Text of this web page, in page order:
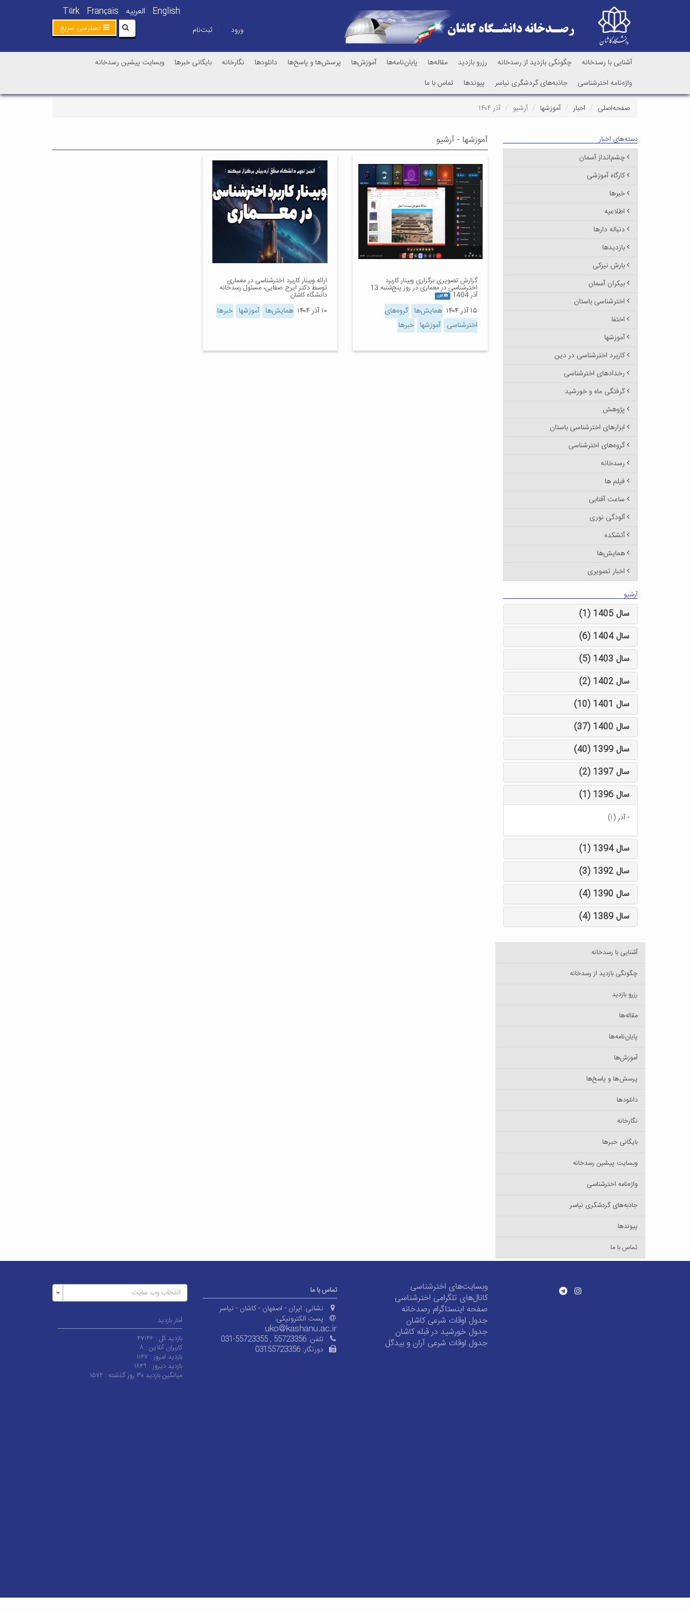
English العربیه Français
Türk
ورود | ثبت‌نام دسترسی سریع
آشنایی با رسدخانه چگونگی بازدید از رسدخانه رزرو بازدید مقاله‌ها پایان‌نامه‌ها آموزش‌ها پرسش‌ها و پاسخ‌ها دانلودها نگارخانه بایگانی خبرها
وبسایت پیشین رسدخانه
واژه‌نامه اخترشناسی
جاذبه‌های گردشگری نیاسر پیوندها تماس با ما
صفحه‌اصلی اخبار آموزشها آرشیو آذر ۱۴۰۴
آموزشها - آرشیو
گزارش تصویری برگزاری وبینار کاربرد
اخترشناسی در معماری در روز پنج‌شنبه 13
آذر 1404 گالری
۱۵ آذر ۱۴۰۴ همایش‌ها گروه‌های
اخترشناسی آموزشها خبرها
ارائه وبینار کاربرد اخترشناسی در معماری
توسط دکتر ایرج صفایی، مسئول رسدخانه
دانشگاه کاشان
۱۰ آذر ۱۴۰۴ همایش‌ها آموزشها خبرها
دسته‌های اخبار
چشم‌انداز آسمان
کارگاه آموزشی
خبرها
اطلاعیه
دنباله دارها
بازدیدها
بارش نیزکی
بیکران آسمان
اخترشناسی باستان
اختفا
آموزشها
کاربرد اخترشناسی در دین
رخدادهای اخترشناسی
گرفتگی ماه و خورشید
پژوهش
ابزارهای اخترشناسی باستان
گروه‌های اخترشناسی
رسدخانه
فیلم ها
ساعت آفتابی
آلودگی نوری
آتشکده
همایش‌ها
اخبار تصویری
آرشیو
سال 1405 (1)
سال 1404 (6)
سال 1403 (5)
سال 1402 (2)
سال 1401 (10)
سال 1400 (37)
سال 1399 (40)
سال 1397 (2)
سال 1396 (1)
-آذر (۱)
سال 1394 (1)
سال 1392 (3)
سال 1390 (4)
سال 1389 (4)
آشنایی با رسدخانه
چگونگی بازدید از رسدخانه
رزرو بازدید
مقاله‌ها
پایان‌نامه‌ها
آموزش‌ها
پرسش‌ها و پاسخ‌ها
دانلودها
نگارخانه
بایگانی خبرها
وبسایت پیشین رسدخانه
واژه‌نامه اخترشناسی
جاذبه‌های گردشگری نیاسر
پیوندها
تماس با ما
وبسایت‌های اخترشناسی
کانال‌های تلگرامی اخترشناسی
صفحه اینستاگرام رصدخانه
جدول اوقات شرعی کاشان
جدول خورشید در قبله کاشان
جدول اوقات شرعی آران و بیدگل
تماس با ما
نشانی: ایران - اصفهان - کاشان - نیاسر
پست الکترونیکی:
تلفن: 031-55723355 , 55723356
دورنگار: 03155723356
انتخاب وب سایت
آمار بازدید
بازدید کل : ۴۷۱۴۶
کاربران آنلاین : ۸
بازدید امروز : ۱۱۴۷
بازدید دیروز : ۱۸۴۹
میانگین بازدید ۳۰ روز گذشته :
۱۵۷۲